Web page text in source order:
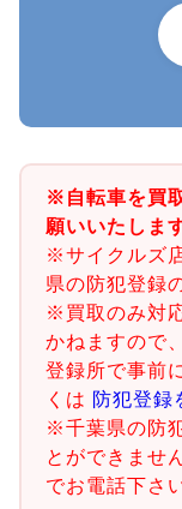
※自転車を買
願いいたしま
※サイクルズ
県の防犯登録
※買取のみ対
かねますので
登録所で事前
くは 防犯登録
※千葉県の防
とができませ
でお電話下さ